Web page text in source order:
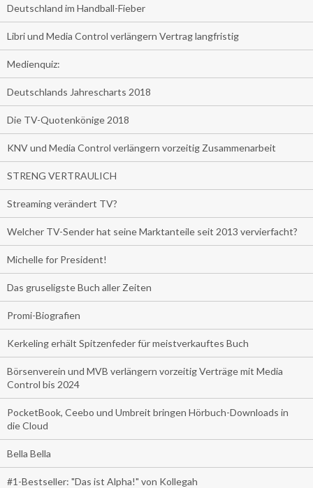
Deutschland im Handball-Fieber
Libri und Media Control verlängern Vertrag langfristig
Medienquiz:
Deutschlands Jahrescharts 2018
Die TV-Quotenkönige 2018
KNV und Media Control verlängern vorzeitig Zusammenarbeit
STRENG VERTRAULICH
Streaming verändert TV?
Welcher TV-Sender hat seine Marktanteile seit 2013 vervierfacht?
Michelle for President!
Das gruseligste Buch aller Zeiten
Promi-Biografien
Kerkeling erhält Spitzenfeder für meistverkauftes Buch
Börsenverein und MVB verlängern vorzeitig Verträge mit Media
Control bis 2024
PocketBook, Ceebo und Umbreit bringen Hörbuch-Downloads in
die Cloud
Bella Bella
#1-Bestseller: "Das ist Alpha!" von Kollegah